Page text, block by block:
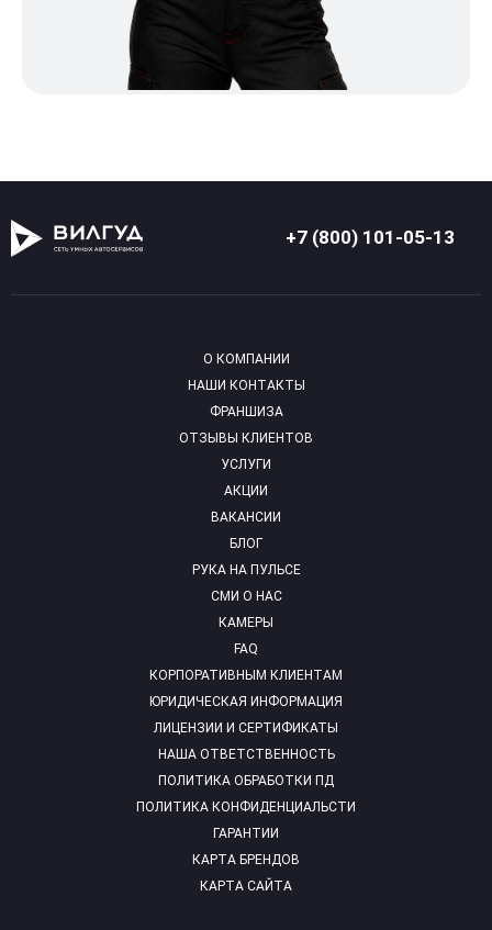
+7 (800) 101-05-13
О КОМПАНИИ
НАШИ КОНТАКТЫ
ФРАНШИЗА
ОТЗЫВЫ КЛИЕНТОВ
УСЛУГИ
АКЦИИ
ВАКАНСИИ
БЛОГ
РУКА НА ПУЛЬСЕ
СМИ О НАС
КАМЕРЫ
FAQ
КОРПОРАТИВНЫМ КЛИЕНТАМ
ЮРИДИЧЕСКАЯ ИНФОРМАЦИЯ
ЛИЦЕНЗИИ И СЕРТИФИКАТЫ
НАША ОТВЕТСТВЕННОСТЬ
ПОЛИТИКА ОБРАБОТКИ ПД
ПОЛИТИКА КОНФИДЕНЦИАЛЬСТИ
ГАРАНТИИ
КАРТА БРЕНДОВ
КАРТА САЙТА